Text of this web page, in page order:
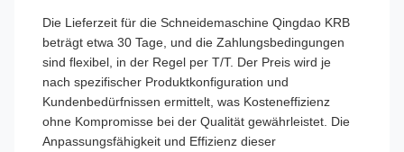
Die Lieferzeit für die Schneidemaschine Qingdao KRB
beträgt etwa 30 Tage, und die Zahlungsbedingungen
sind flexibel, in der Regel per T/T. Der Preis wird je
nach spezifischer Produktkonfiguration und
Kundenbedürfnissen ermittelt, was Kosteneffizienz
ohne Kompromisse bei der Qualität gewährleistet. Die
Anpassungsfähigkeit und Effizienz dieser